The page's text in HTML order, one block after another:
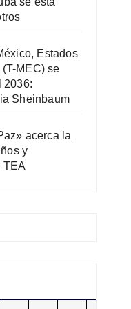
Estados
MEC) se
2036:
Sheinbaum
acerca la
y
TEA